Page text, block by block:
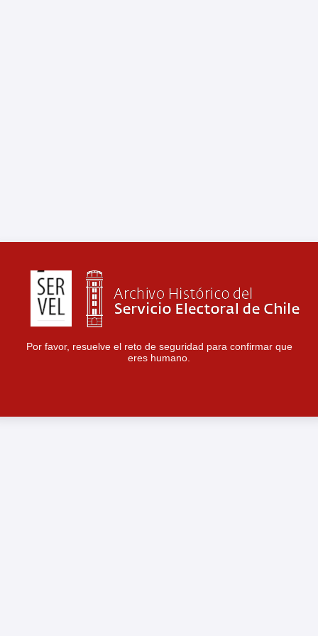
Por favor, resuelve el reto de seguridad para confirmar que
eres humano.